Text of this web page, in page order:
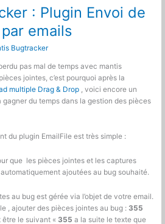
: Plugin Envoi de
emails
Bugtracker
pas mal de temps avec mantis
jointes, c’est pourquoi après la
multiple Drag & Drop , voici encore un
du temps dans la gestion des pièces
du plugin EmailFile est très simple :
que les pièces jointes et les captures
ajoutées au bug souhaité.
au bug est gérée via l’objet de votre email.
, ajouter des pièces jointes au bug : 355
être le suivant « 355 a la suite le texte que